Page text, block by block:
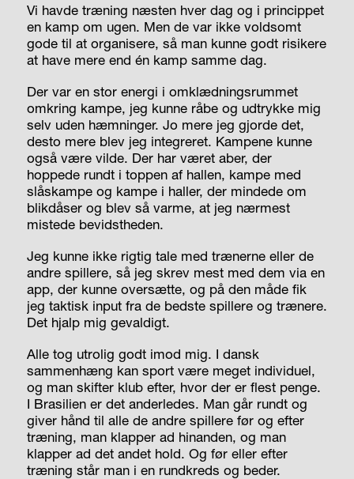
Vi havde træning næsten hver dag og i princippet
en kamp om ugen. Men de var ikke voldsomt
gode til at organisere, så man kunne godt risikere
at have mere end én kamp samme dag.
Der var en stor energi i omklædningsrummet
omkring kampe, jeg kunne råbe og udtrykke mig
selv uden hæmninger. Jo mere jeg gjorde det,
desto mere blev jeg integreret. Kampene kunne
også være vilde. Der har været aber, der
hoppede rundt i toppen af hallen, kampe med
slåskampe og kampe i haller, der mindede om
blikdåser og blev så varme, at jeg nærmest
mistede bevidstheden.
Jeg kunne ikke rigtig tale med trænerne eller de
andre spillere, så jeg skrev mest med dem via en
app, der kunne oversætte, og på den måde fik
jeg taktisk input fra de bedste spillere og trænere.
Det hjalp mig gevaldigt.
Alle tog utrolig godt imod mig. I dansk
sammenhæng kan sport være meget individuel,
og man skifter klub efter, hvor der er flest penge.
I Brasilien er det anderledes. Man går rundt og
giver hånd til alle de andre spillere før og efter
træning, man klapper ad hinanden, og man
klapper ad det andet hold. Og før eller efter
træning står man i en rundkreds og beder.